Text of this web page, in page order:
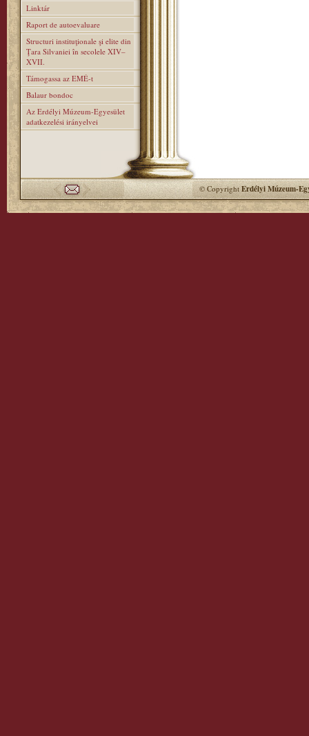
Linktár
Raport de autoevaluare
Structuri instituţionale şi elite din
Ţara Silvaniei în secolele XIV–
XVII.
Támogassa az EMÉ-t
Balaur bondoc
Az Erdélyi Múzeum-Egyesület
adatkezelési irányelvei
© CopyrightErdélyi Múzeum-